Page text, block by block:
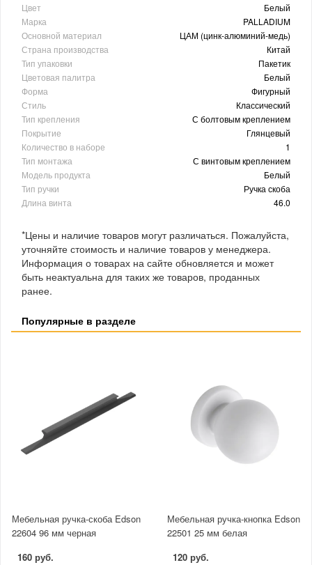
Цвет
Белый
Марка
PALLADIUM
Основной материал
ЦАМ (цинк-алюминий-медь)
Страна производства
Китай
Тип упаковки
Пакетик
Цветовая палитра
Белый
Форма
Фигурный
Стиль
Классический
Тип крепления
С болтовым креплением
Покрытие
Глянцевый
Количество в наборе
1
Тип монтажа
С винтовым креплением
Модель продукта
Белый
Тип ручки
Ручка скоба
Длина винта
46.0
*Цены и наличие товаров могут различаться. Пожалуйста,
уточняйте стоимость и наличие товаров у менеджера.
Информация о товарах на сайте обновляется и может
быть неактуальна для таких же товаров, проданных
ранее.
Популярные в разделе
Мебельная ручка-скоба Edson
22604 96 мм черная
160 руб.
Мебельная ручка-кнопка Edson
22501 25 мм белая
120 руб.